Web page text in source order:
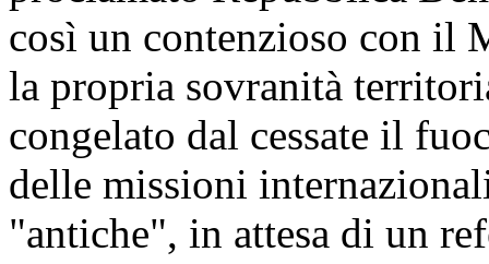
così un contenzioso con il
la propria sovranità
congelato dal cessate il
delle missioni
"antiche", in attesa di un